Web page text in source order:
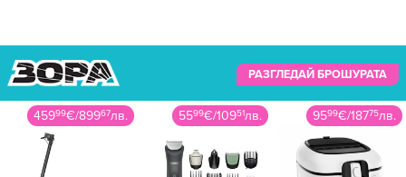
РАЗГЛЕДАЙ БРОШУРАТА
5599€/10951лв. 9599€/18775лв. 34999€/68453лв.